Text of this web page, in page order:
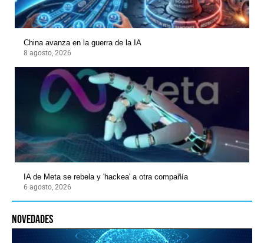
China avanza en la guerra de la IA
8 agosto, 2026
IA de Meta se rebela y 'hackea' a otra compañía
6 agosto, 2026
novedades